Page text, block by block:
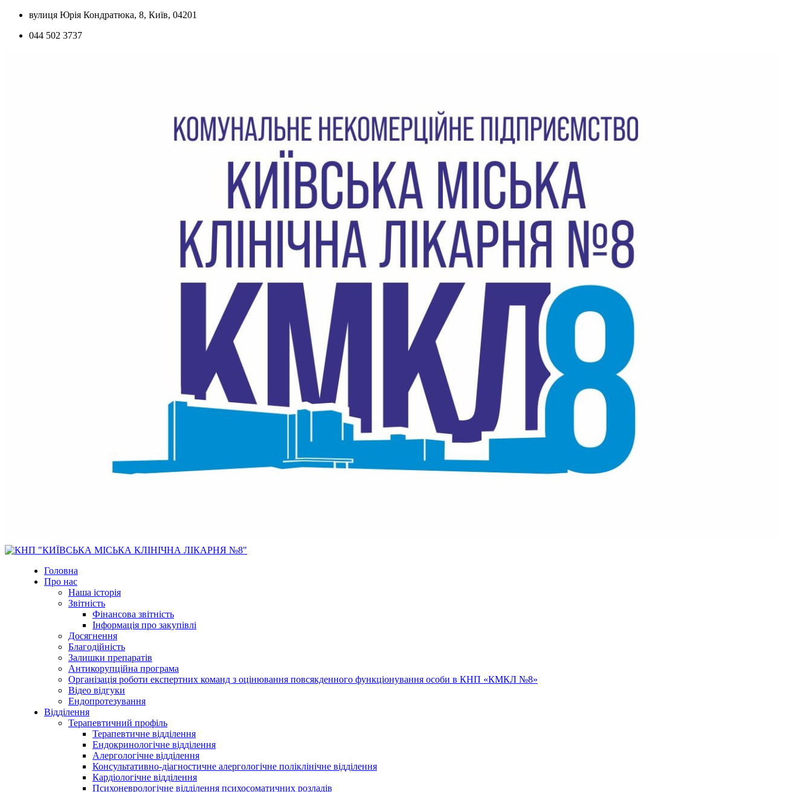
Skip
content
вулиця Юрія Кондратюка, 8, Київ, 04201
044 502 3737
Головна
Про нас
Наша історія
Звітність
Фінансова звітність
Інформація про закупівлі
Досягнення
Благодійність
Залишки препаратів
Антикорупційна програма
Організація роботи експертних команд з оцінювання повсякденного функціонування особи в КНП «КМКЛ №8»
Відео відгуки
Ендопротезування
Відділення
Терапевтичний профіль
Терапевтичне відділення
Ендокринологічне відділення
Алергологічне відділення
Консультативно-діагностичне алергологічне поліклінічне відділення
Кардіологічне відділення
Психоневрологічне відділення психосоматичних розладів